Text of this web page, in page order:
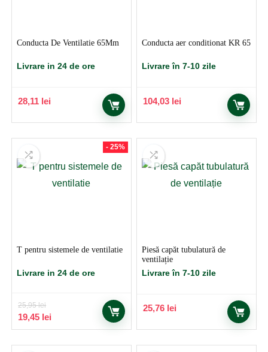
Conducta De Ventilatie 65Mm
Livrare in 24 de ore
28,11 lei
Conducta aer conditionat KR 65
Livrare în 7-10 zile
104,03 lei
- 25%
T pentru sistemele de ventilatie
Livrare in 24 de ore
25,95lei
Prețul
inițial
19,45 lei
curent
Piesă capăt tubulatură de
ventilație
Livrare în 7-10 zile
25,76 lei